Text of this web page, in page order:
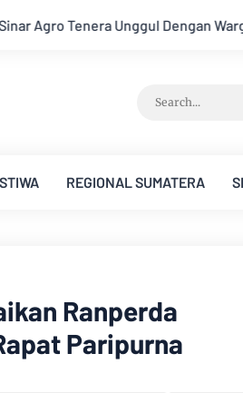
Teluk Duren Hukum Tidak
REGIONAL SUMATERA
Ranperda
Paripurna